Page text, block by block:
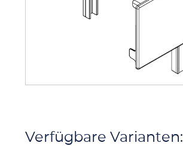
Verfügbare Varianten: